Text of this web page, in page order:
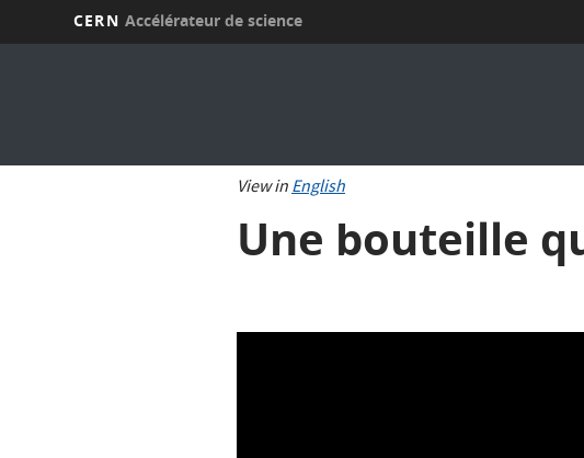
CERN Accélérateur de science
View inEnglish
Une bouteille